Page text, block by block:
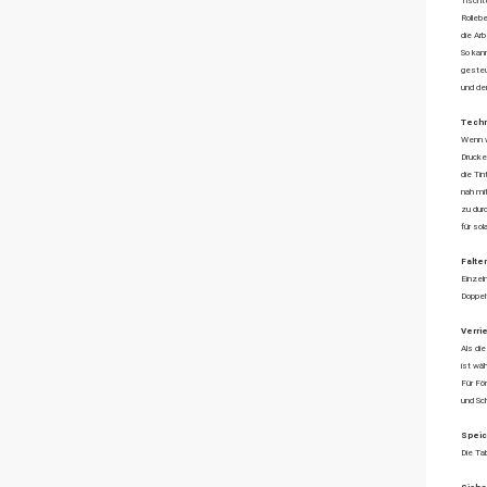
die
So
und
Wenn
die
nah
zu
für
Als
ist
Für
und
Die